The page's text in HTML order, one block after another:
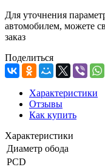
Для уточнения
автомобилем, можете
заказ
Поделиться
Характеристики
Отзывы
Как купить
Характеристики
Диаметр обода
PCD